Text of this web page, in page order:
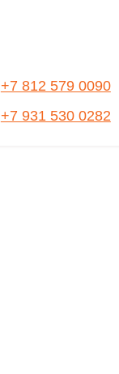
+7 812 579 0090
+7 931 530 0282